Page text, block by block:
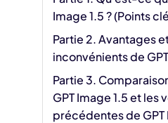
Image 1.5 ? (Points
Partie 2. Avantages
inconvénients de
Partie 3.
GPT Image 1.5 et les
précédentes de GPT